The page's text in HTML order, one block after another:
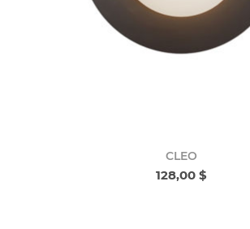
CLEO
128,00 $